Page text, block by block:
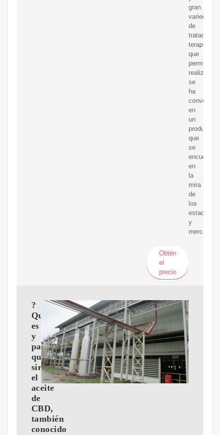
gran
variedad
de
que
permite
realizar
se
ha
convertido
en
un
producto
que
se
encuentra
en
la
mira
de
los
estados
y
mercados.
Obtén
el
precio
?
Qué
es
y
para
qué
sirve
el
aceite
de
CBD,
también
conocido